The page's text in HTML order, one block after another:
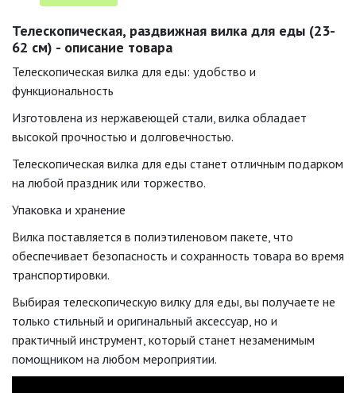
Телескопическая, раздвижная вилка для еды (23-
62 см) - описание товара
Телескопическая вилка для еды: удобство и
функциональность
Изготовлена из нержавеющей стали, вилка обладает
высокой прочностью и долговечностью.
Телескопическая вилка для еды станет отличным подарком
на любой праздник или торжество.
Упаковка и хранение
Вилка поставляется в полиэтиленовом пакете, что
обеспечивает безопасность и сохранность товара во время
транспортировки.
Выбирая телескопическую вилку для еды, вы получаете не
только стильный и оригинальный аксессуар, но и
практичный инструмент, который станет незаменимым
помощником на любом мероприятии.